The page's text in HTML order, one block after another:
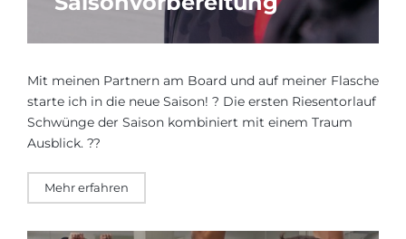
Mit meinen Partnern am Board und auf meiner Flasche
starte ich in die neue Saison! ? Die ersten Riesentorlauf
Schwünge der Saison kombiniert mit einem Traum
Ausblick. ??
Mehr erfahren